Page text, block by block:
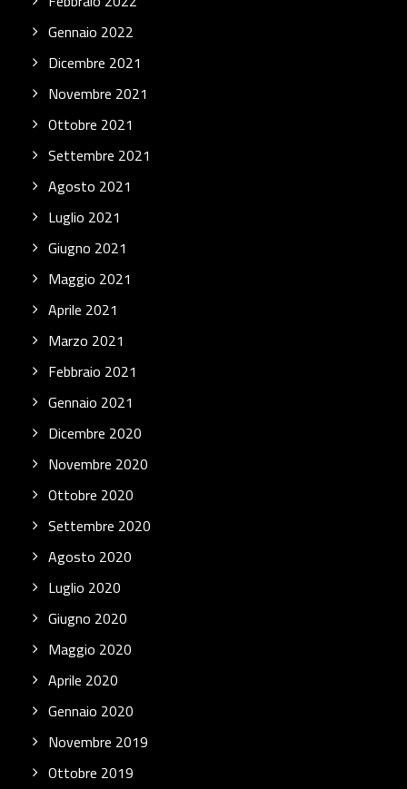
Gennaio 2022
Dicembre 2021
Novembre 2021
Ottobre 2021
Settembre 2021
Agosto 2021
Luglio 2021
Giugno 2021
Maggio 2021
Aprile 2021
Marzo 2021
Febbraio 2021
Gennaio 2021
Dicembre 2020
Novembre 2020
Ottobre 2020
Settembre 2020
Agosto 2020
Luglio 2020
Giugno 2020
Maggio 2020
Aprile 2020
Gennaio 2020
Novembre 2019
Ottobre 2019